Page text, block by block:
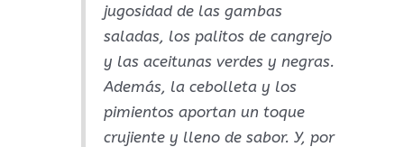
jugosidad de las gambas
saladas, los palitos de cangrejo
y las aceitunas verdes y negras.
Además, la cebolleta y los
pimientos aportan un toque
crujiente y lleno de sabor. Y, por